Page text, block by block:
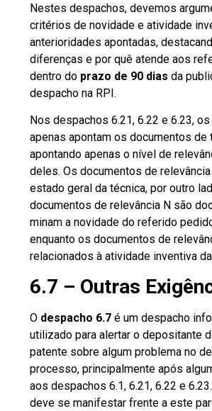
Nestes despachos, devemos
critérios de novidade e atividade
anterioridades apontadas,
diferenças e por quê atende aos
dentro do prazo de 90 dias da
despacho na RPI.
Nos despachos 6.21, 6.22 e 6.23,
apenas apontam os documentos de
apontando apenas o nível de
deles. Os documentos de
estado geral da técnica, por outro
documentos de relevância N são
minam a novidade do referido
enquanto os documentos de
relacionados à atividade inventiva
6.7 – Outras
O despacho 6.7 é um despacho
utilizado para alertar o depositante
patente sobre algum problema no
processo, principalmente após
aos despachos 6.1, 6.21, 6.22 e
deve se manifestar frente a este